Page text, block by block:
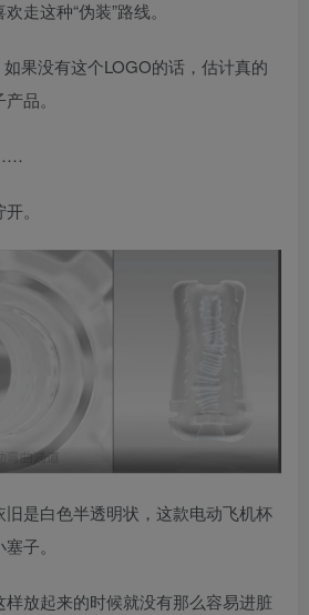
走这种“伪装”路线。
果没有这个LOGO的话，估计真的
品。
。
是白色半透明状，这款电动飞机杯
子。
放起来的时候就没有那么容易进脏